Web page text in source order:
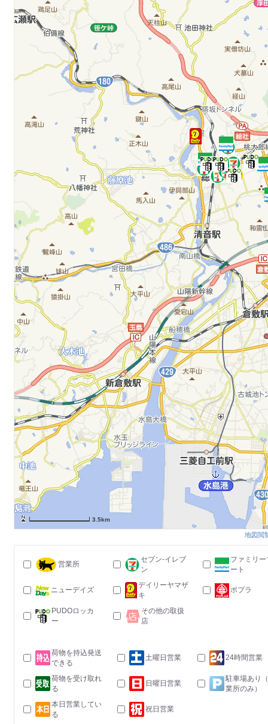
3.5km
地図閲
営業所
セブン-イレブ
ン
ファミリー
ート
ニューデイズ
デイリーヤマザ
キ
ポプラ
PUDOロッカ
ー
その他の取扱
店
荷物を持込発送
できる
土曜日営業 24時間営業
荷物を受け取れ
る
日曜日営業
駐車場あり
業所のみ）
本日営業してい
る
祝日営業